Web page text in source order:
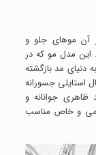
آن موهای جلو و
این مدل مو که در
به دنیای مد بازگشته
استایلی جسورانه
جوانانه و
و خاص مناسب